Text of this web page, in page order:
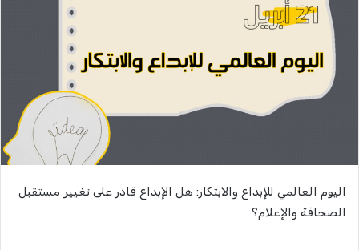
اليوم العالمي للإبداع والابتكار: هل الإبداع قادر على تغيير مستقبل
الصحافة والإعلام؟